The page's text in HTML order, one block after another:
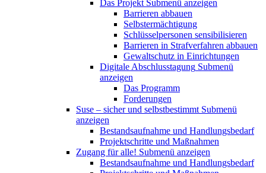
Das Projekt Submenü anzeigen
Barrieren abbauen
Selbstermächtigung
Schlüsselpersonen sensibilisieren
Barrieren in Strafverfahren abbauen
Gewaltschutz in Einrichtungen
Digitale Abschlusstagung Submenü
anzeigen
Das Programm
Forderungen
Suse – sicher und selbstbestimmt Submenü
anzeigen
Bestandsaufnahme und Handlungsbedarf
Projektschritte und Maßnahmen
Zugang für alle! Submenü anzeigen
Bestandsaufnahme und Handlungsbedarf